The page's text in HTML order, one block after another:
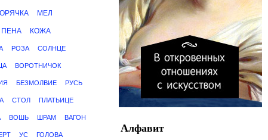
МЕЛ
ПЕНА КОЖА
РОЗА СОЛНЦЕ
ВОРОТНИЧОК
БЕЗМОЛВИЕ РУСЬ
СТОЛ ПЛАТЬИЦЕ
ВОШЬ ШРАМ ВАГОН
УС ГОЛОВА
Алфавит